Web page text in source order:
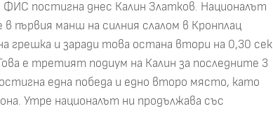
ФИС постигна днес Калин Златков. Националът
първия манш на силния слалом в Кронплац
грешка и заради това остана втори на 0,30 сек
е третият подиум на Калин за последните 3
една победа и едно второ място, като
Утре националът ни продължава със